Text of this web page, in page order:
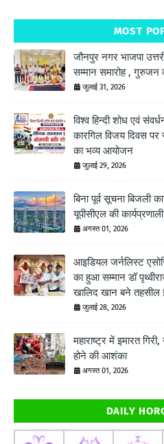
MOST
जौनपुर नगर भाजपा
सम्मान समारोह , गुरुजन
जुलाई 31, 2026
विश्व हिन्दी शोध एवं
कारगिल विजय दिवस पर
का भव्य आयोजन
जुलाई 29, 2026
बिना पूर्व सूचना बिजली
यूपीसीएल की
अगस्त 01, 2026
आइडियल जर्नलिस्ट
का हुआ सम्मान डॉ
खालिद खान बने तहसील
जुलाई 28, 2026
महाराष्ट्र में इमारत
होने की आशंका
अगस्त 01, 2026
DAILY